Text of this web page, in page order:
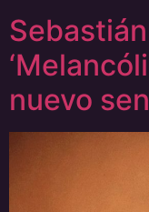
nuevo